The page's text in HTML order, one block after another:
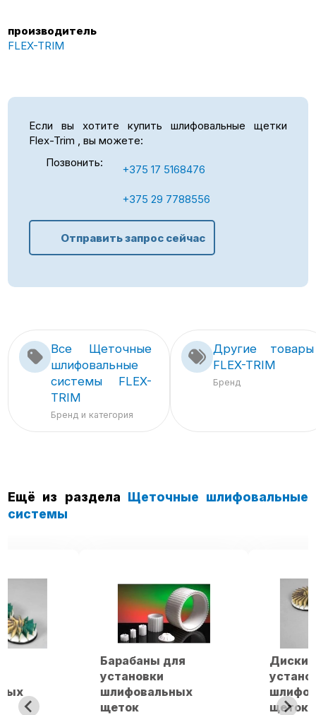
производитель
FLEX-TRIM
Если вы хотите купить шлифовальные щетки
Flex-Trim , вы можете:
Позвонить:
+375 17 5168476
+375 29 7788556
Отправить запрос сейчас
Все Щеточные
шлифовальные
системы FLEX-
TRIM
Бренд и категория
Другие товары
FLEX-TRIM
Бренд
Ещё из раздела Щеточные шлифовальные
системы
Барабаны для
шлифовальных
щеток
шлифовальных